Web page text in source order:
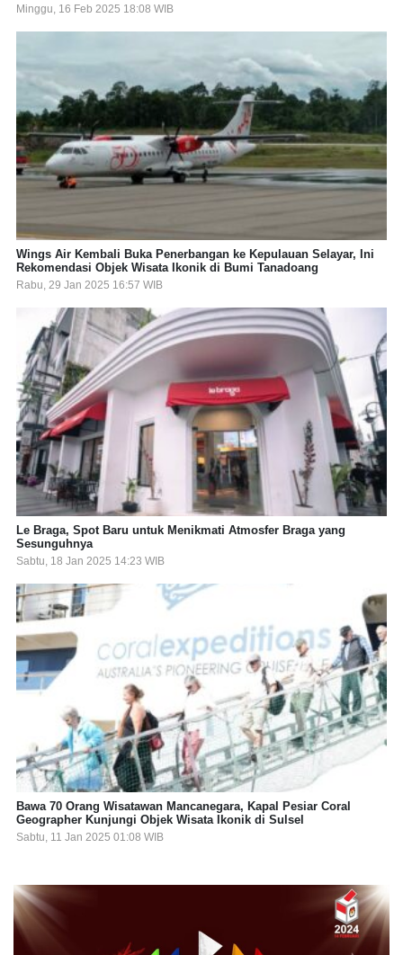
Minggu, 16 Feb 2025 18:08 WIB
Wings Air Kembali Buka Penerbangan ke Kepulauan Selayar, Ini
Rekomendasi Objek Wisata Ikonik di Bumi Tanadoang
Rabu, 29 Jan 2025 16:57 WIB
Le Braga, Spot Baru untuk Menikmati Atmosfer Braga yang
Sesunguhnya
Sabtu, 18 Jan 2025 14:23 WIB
Bawa 70 Orang Wisatawan Mancanegara, Kapal Pesiar Coral
Geographer Kunjungi Objek Wisata Ikonik di Sulsel
Sabtu, 11 Jan 2025 01:08 WIB